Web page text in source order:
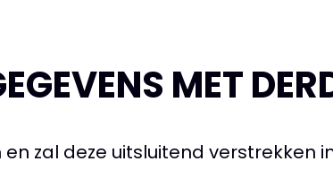
MET
zal deze uitsluitend verstrekken